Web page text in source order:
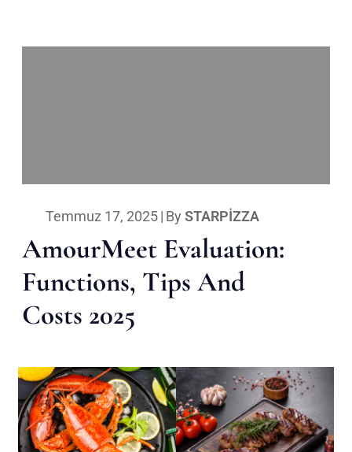
Temmuz 17, 2025| By STARPIZZA
AmourMeet Evaluation:
Functions, Tips And
Costs 2025